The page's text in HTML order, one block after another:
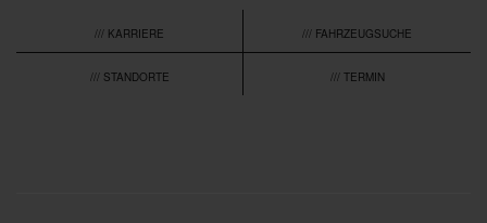
/// KARRIERE /// FAHRZEUGSUCHE
/// STANDORTE /// TERMIN